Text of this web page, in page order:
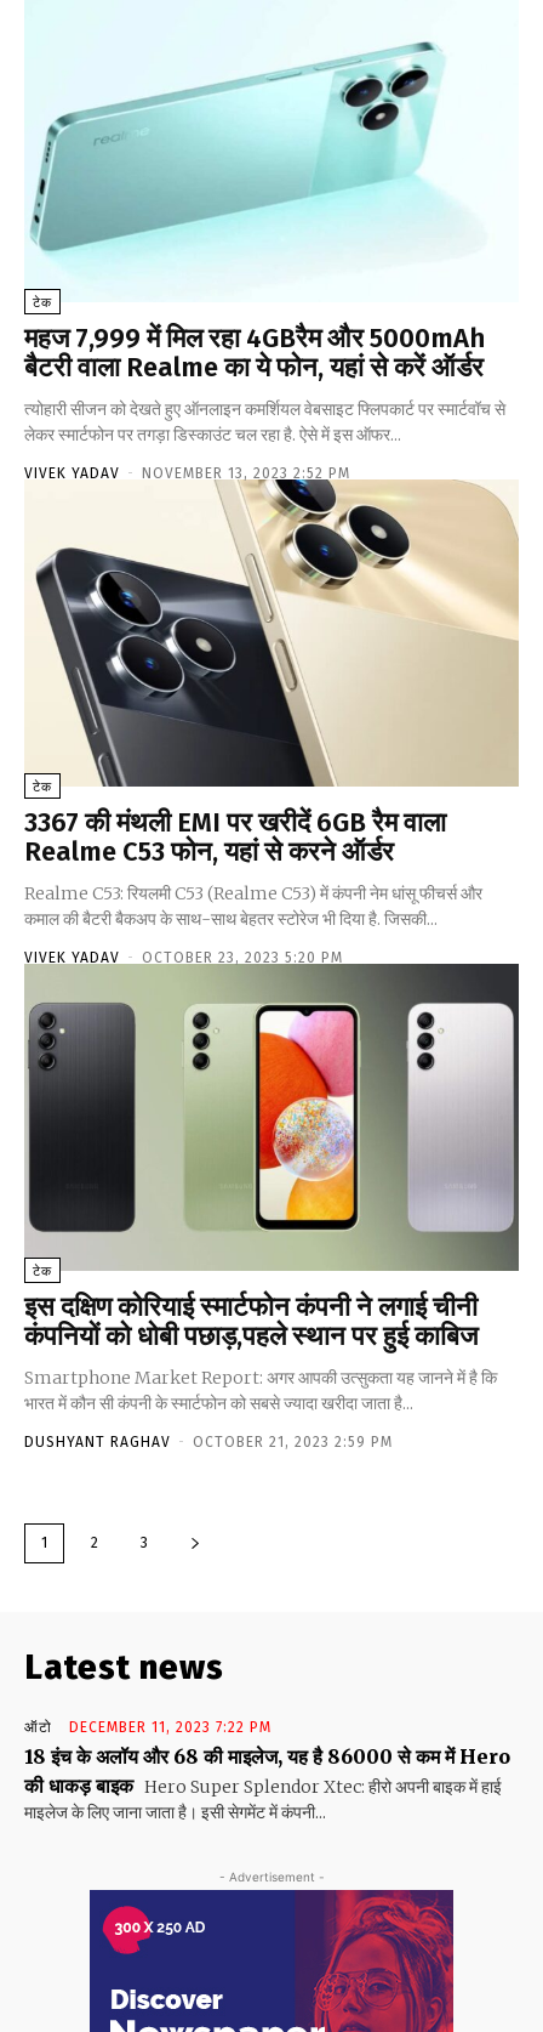
टेक
महज ₹7,999 में मिल रहा 4GBरैम और 5000mAh
बैटरी वाला Realme का ये फोन, यहां से करें ऑर्डर
त्योहारी सीजन को देखते हुए ऑनलाइन कमर्शियल वेबसाइट फ्लिपकार्ट पर स्मार्टवॉच से
लेकर स्मार्टफोन पर तगड़ा डिस्काउंट चल रहा है. ऐसे में इस ऑफर...
VIVEK YADAV - NOVEMBER 13, 2023 2:52 PM
टेक
₹3367 की मंथली EMI पर खरीदें 6GB रैम वाला
Realme C53 फोन, यहां से करने ऑर्डर
Realme C53: रियलमी C53 (Realme C53) में कंपनी नेम धांसू फीचर्स और
कमाल की बैटरी बैकअप के साथ-साथ बेहतर स्टोरेज भी दिया है. जिसकी...
VIVEK YADAV - OCTOBER 23, 2023 5:20 PM
टेक
इस दक्षिण कोरियाई स्मार्टफोन कंपनी ने लगाई चीनी
कंपनियों को धोबी पछाड़,पहले स्थान पर हुई काबिज
Smartphone Market Report: अगर आपकी उत्सुकता यह जानने में है कि
भारत में कौन सी कंपनी के स्मार्टफोन को सबसे ज्यादा खरीदा जाता है...
DUSHYANT RAGHAV - OCTOBER 21, 2023 2:59 PM
1 2 3
Latest news
ऑटो DECEMBER 11, 2023 7:22 PM
18 इंच के अलॉय और 68 की माइलेज, यह है 86000 से कम में Hero
की धाकड़ बाइक Hero Super Splendor Xtec: हीरो अपनी बाइक में हाई
माइलेज के लिए जाना जाता है। इसी सेगमेंट में कंपनी...
- Advertisement -